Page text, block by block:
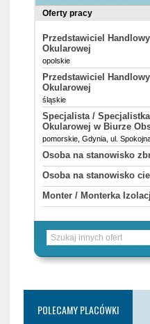
POLECAMY PLACÓWKI